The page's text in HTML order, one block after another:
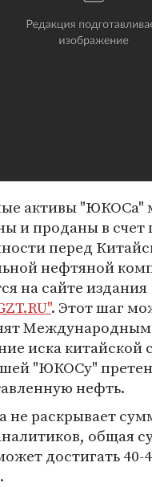
активы "ЮКОСа"
и проданы в
перед
нефтяной
на сайте издания
. Этот шаг
Международным
иска китайской
"ЮКОСу"
нефть.
не раскрывает
общая
достигать